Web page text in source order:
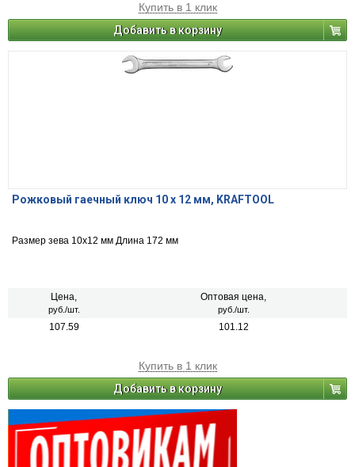
Купить в 1 клик
Добавить в корзину
Рожковый гаечный ключ 10 х 12 мм, KRAFTOOL
Размер зева 10х12 мм Длина 172 мм
Цена,
руб./шт.
Оптовая цена,
руб./шт.
107.59 101.12
Купить в 1 клик
Добавить в корзину